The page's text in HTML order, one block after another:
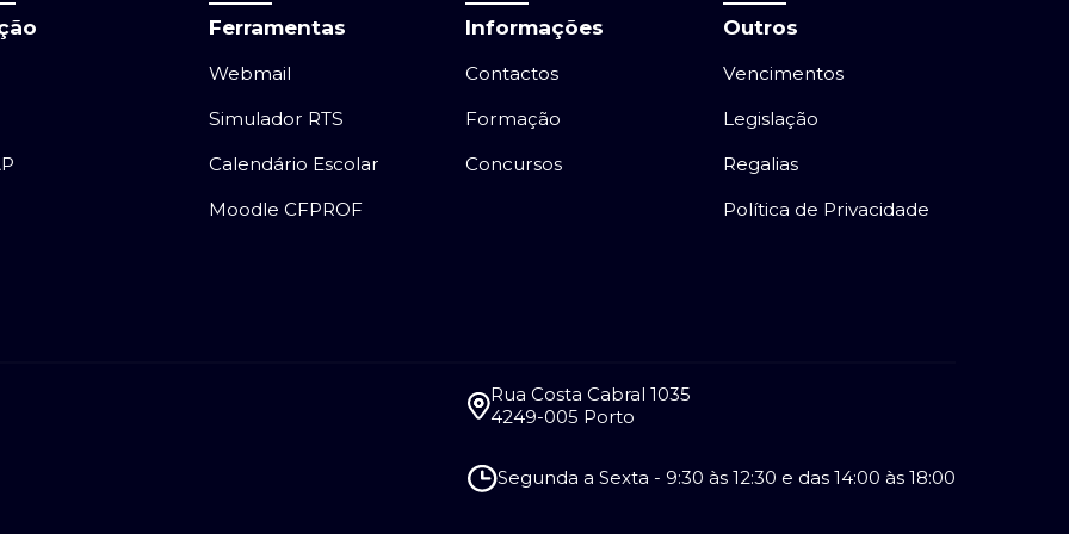
Ferramentas
Webmail
Simulador RTS
Calendário Escolar
Moodle CFPROF
Informações
Contactos
Formação
Concursos
Outros
Vencimentos
Legislação
Regalias
Política de Privacidade
Rua Costa Cabral 1035
4249-005 Porto
Segunda a Sexta - 9:30 às 12:30 e das 14:00 às 18:00